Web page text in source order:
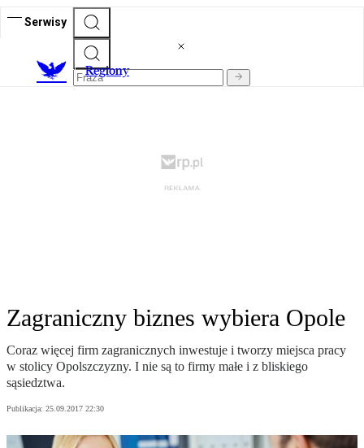
Serwisy
Regiony
Zagraniczny biznes wybiera Opole
Coraz więcej firm zagranicznych inwestuje i tworzy miejsca pracy
w stolicy Opolszczyzny. I nie są to firmy małe i z bliskiego
sąsiedztwa.
Publikacja: 25.09.2017 22:30